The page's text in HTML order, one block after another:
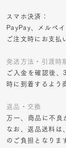
スマホ決済：
PayPay、メルペイ
ご注文時にお支払
発送方法・引渡時
ご入金を確認後、
時に到着するよう
返品・交換
万一、商品に不良
なお、返品送料は
のご負担となりま